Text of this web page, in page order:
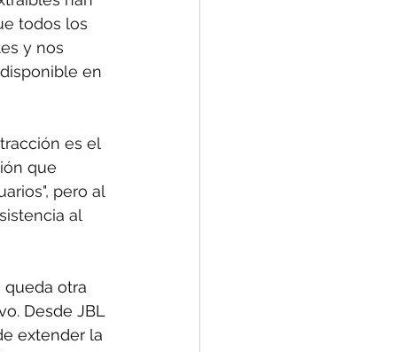
todos los
y nos
en
es el
que
pero al
al
queda otra
Desde JBL
extender la